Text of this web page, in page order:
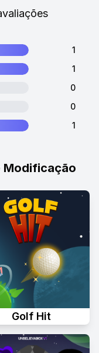
Modificação
Golf Hit
1
1
0
0
1